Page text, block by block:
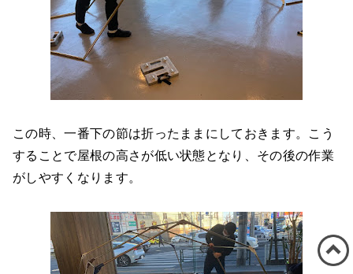
この時、一番下の節は折ったままにしておきます。こう
することで屋根の高さが低い状態となり、その後の作業
がしやすくなります。